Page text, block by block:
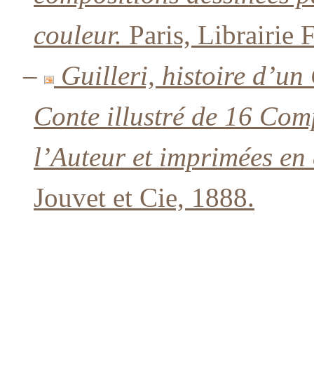
couleur. Paris, Librairie
–
Guilleri, histoire
Conte illustré de 16
l’Auteur et imprimées
Jouvet et Cie, 1888.